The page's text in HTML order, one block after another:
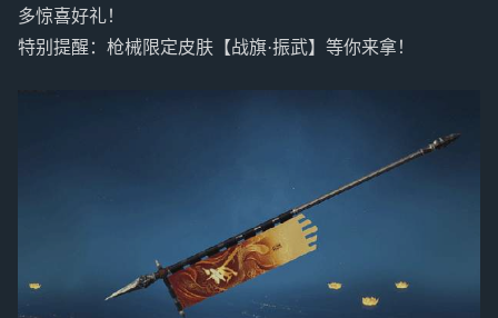
多惊喜好礼！
特别提醒：枪械限定皮肤【战旗·振武】等你来拿！